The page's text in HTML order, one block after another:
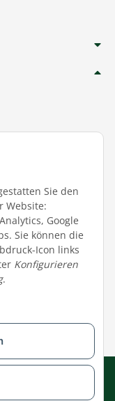
Sie den
Website:
Google
Sie können die
Icon links
Konfigurieren
.